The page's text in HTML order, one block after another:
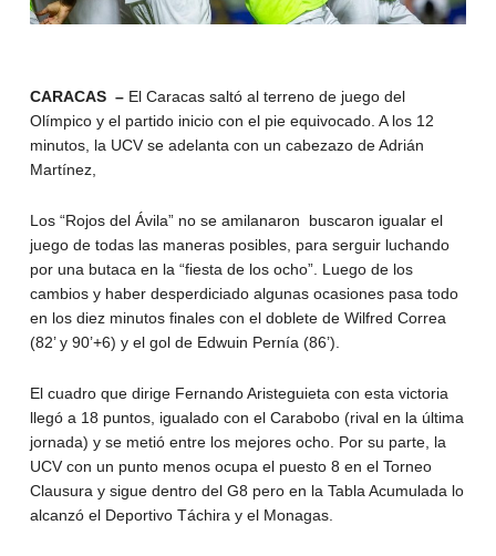
CARACAS – El Caracas saltó al terreno de juego del
Olímpico y el partido inicio con el pie equivocado. A los 12
minutos, la UCV se adelanta con un cabezazo de Adrián
Martínez,
Los “Rojos del Ávila” no se amilanaron buscaron igualar el
juego de todas las maneras posibles, para serguir luchando
por una butaca en la “fiesta de los ocho”. Luego de los
cambios y haber desperdiciado algunas ocasiones pasa todo
en los diez minutos finales con el doblete de Wilfred Correa
(82’ y 90’+6) y el gol de Edwuin Pernía (86’).
El cuadro que dirige Fernando Aristeguieta con esta victoria
llegó a 18 puntos, igualado con el Carabobo (rival en la última
jornada) y se metió entre los mejores ocho. Por su parte, la
UCV con un punto menos ocupa el puesto 8 en el Torneo
Clausura y sigue dentro del G8 pero en la Tabla Acumulada lo
alcanzó el Deportivo Táchira y el Monagas.